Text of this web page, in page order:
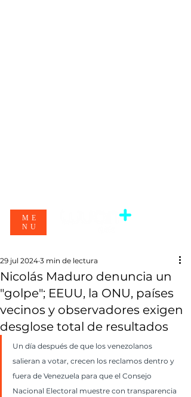
ME
NU
Nicolás Maduro denuncia un
"golpe"; EEUU, la ONU, países
vecinos y observadores exigen
desglose total de resultados
29 jul 2024 3 min de lectura
Un día después de que los venezolanos
salieran a votar, crecen los reclamos dentro y
fuera de Venezuela para que el Consejo
Nacional Electoral muestre con transparencia